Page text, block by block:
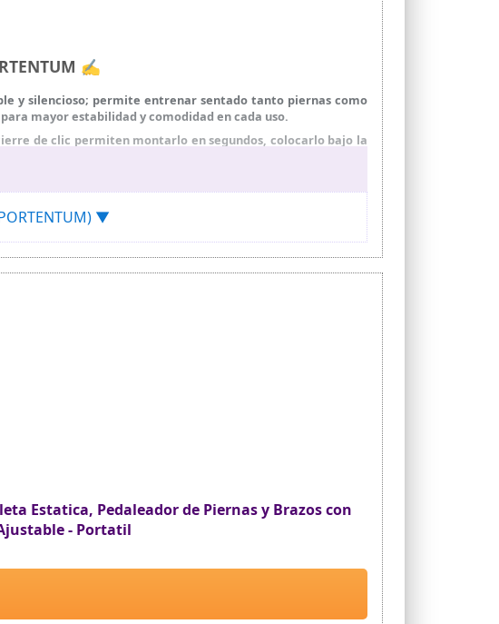
✍
y silencioso; permite entrenar sentado tanto piernas como
mayor estabilidad y comodidad en cada uso.
cierre de clic permiten montarlo en segundos, colocarlo bajo la
de la sesión) y R.P.M (revoluciones por minuto). La
regulas la intensidad con un pomo grande y pedaleas hacia
favorecen la circulación, ayudan a mantener la movilidad y
cuidar tu salud practicando deporte en casa.
▼
Estatica, Pedaleador de Piernas y Brazos con
- Portatil